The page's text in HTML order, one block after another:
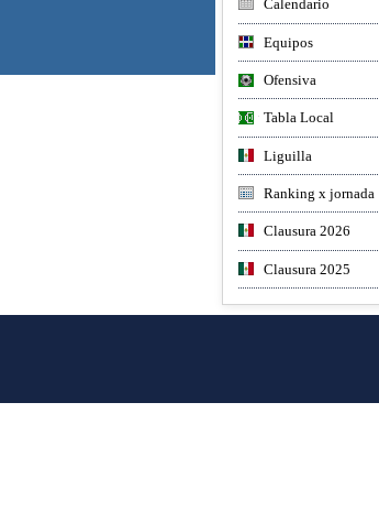
Calendario
Equipos
Ofensiva
Tabla Local
Liguilla
Ranking x jornada
Clausura 2026
Clausura 2025